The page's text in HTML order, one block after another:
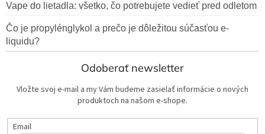
Vape do lietadla: všetko, čo potrebujete vedieť pred odletom
Čo je propylénglykol a prečo je dôležitou súčasťou e-
liquidu?
Odoberať newsletter
Vložte svoj e-mail a my Vám budeme zasielať informácie o nových
produktoch na našom e-shope.
Email